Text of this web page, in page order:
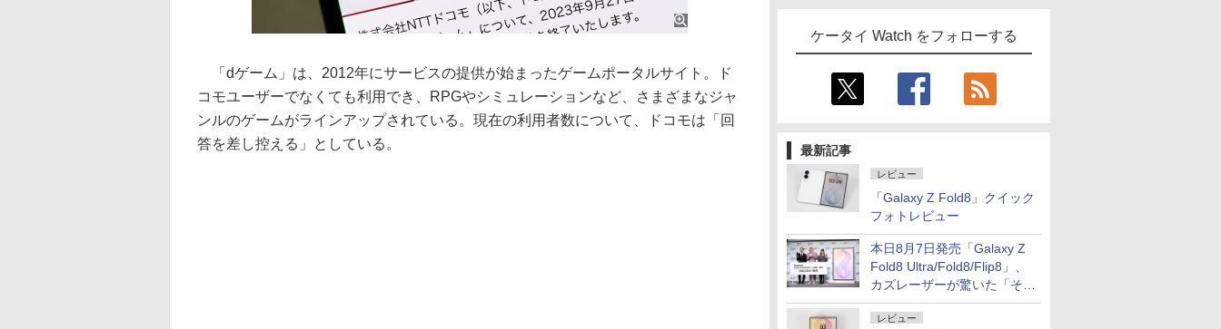
ケータイ Watch をフォローする
最新記事
レビュー
「Galaxy Z Fold8」クイック
フォトレビュー
本日8月7日発売「Galaxy Z
Fold8 Ultra/Fold8/Flip8」、
カズレーザーが驚いた「そば
屋のメニュー並みの薄さ」
レビュー
「dゲーム」は、2012年にサービスの提供が始まったゲームポータルサイト。ド
コモユーザーでなくても利用でき、RPGやシミュレーションなど、さまざまなジャ
ンルのゲームがラインアップされている。現在の利用者数について、ドコモは「回
答を差し控える」としている。